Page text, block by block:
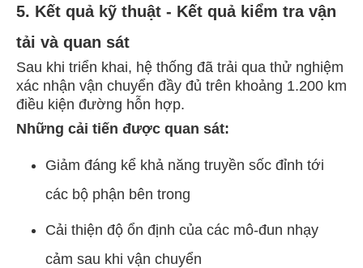
5. Kết quả kỹ thuật - Kết quả kiểm tra vận
tải và quan sát
Sau khi triển khai, hệ thống đã trải qua thử nghiệm
xác nhận vận chuyển đầy đủ trên khoảng 1.200 km
điều kiện đường hỗn hợp.
Những cải tiến được quan sát:
Giảm đáng kể khả năng truyền sốc đỉnh tới
các bộ phận bên trong
Cải thiện độ ổn định của các mô-đun nhạy
cảm sau khi vận chuyển